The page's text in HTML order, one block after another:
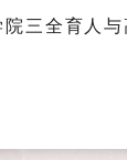
三全育人